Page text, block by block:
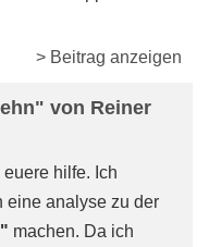
> Beitrag anzeigen
von Reiner
hilfe. Ich
eine analyse zu der
machen. Da ich